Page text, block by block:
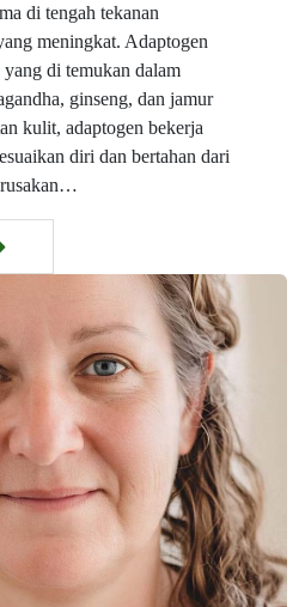
di tengah tekanan
meningkat. Adaptogen
di temukan dalam
ginseng, dan jamur
kulit, adaptogen bekerja
diri dan bertahan dari